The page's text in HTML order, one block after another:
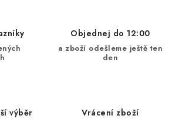
Objednej do 12:00
a zboží odešleme ještě ten
den
výběr Vrácení zboží